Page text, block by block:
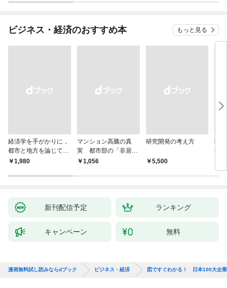
ビジネス・経済のおすすめ本 もっと見る
経済学を手がかりに，
都市と地方を論じてみ
よう
￥1,980
マンション高騰の真
実 都市部の「非居住
化」が街を壊す
￥1,056
研究開発の考え方
￥5,500
聴
事
株
新刊配信予定 ランキング
キャンペーン 無料
漫画無料試し読みならdブック ビジネス・経済 図ですぐわかる！ 日本100大企